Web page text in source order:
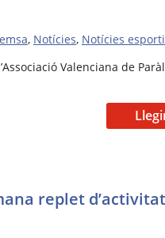
, Notícies, Notícies
Valenciana de
replet